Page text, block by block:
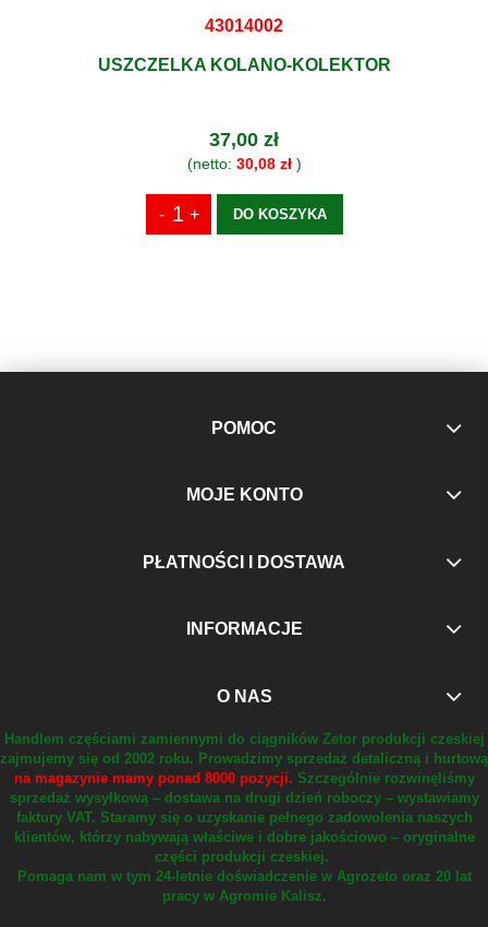
43014002
USZCZELKA KOLANO-KOLEKTOR
37,00 zł
(netto: 30,08 zł)
DO KOSZYKA
POMOC
MOJE KONTO
PŁATNOŚCI I DOSTAWA
INFORMACJE
O NAS
Handlem częściami zamiennymi do ciągników Zetor produkcji czeskiej
zajmujemy się od 2002 roku. Prowadzimy sprzedaż detaliczną i hurtową
na magazynie mamy ponad 8000 pozycji. Szczególnie rozwinęliśmy
sprzedaż wysyłkową – dostawa na drugi dzień roboczy – wystawiamy
faktury VAT. Staramy się o uzyskanie pełnego zadowolenia naszych
klientów, którzy nabywają właściwe i dobre jakościowo – oryginalne
części produkcji czeskiej.
Pomaga nam w tym 24-letnie doświadczenie w Agrozeto oraz 20 lat
pracy w Agromie Kalisz.